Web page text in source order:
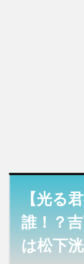
平以外
の声
は？
【光る
誰！？
は松下